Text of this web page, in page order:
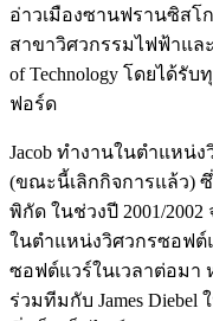
อ่าวเมืองซานฟรานซิสโ
สาขาวิศวกรรมไฟฟ้าแล
of Technology โดยได้
ฟอร์ด
Jacob ทำงานในตำแหน่
(ขณะนี้เลิกกิจการแล้ว)
พิกัด ในช่วงปี 2001/2002
ในตำแหน่งวิศวกรซอฟต์
ซอฟต์แวร์ในเวลาต่อมา
ร่วมทีมกับ James Diebel